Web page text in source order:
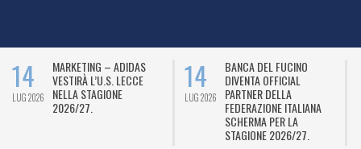
14
LUG 2026
MARKETING – ADIDAS
VESTIRÀ L’U.S. LECCE
NELLA STAGIONE
2026/27.
14
LUG 2026
BANCA DEL FUCINO
DIVENTA OFFICIAL
PARTNER DELLA
FEDERAZIONE ITALIANA
SCHERMA PER LA
STAGIONE 2026/27.